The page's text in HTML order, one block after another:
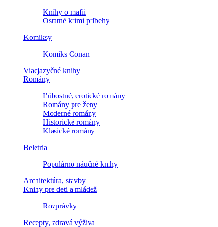
Knihy o mafii
Ostatné krimi príbehy
Komiksy
Komiks Conan
Viacjazyčné knihy
Romány
Ľúbostné, erotické romány
Romány pre ženy
Moderné romány
Historické romány
Klasické romány
Beletria
Populárno náučné knihy
Architektúra, stavby
Knihy pre deti a mládež
Rozprávky
Recepty, zdravá výživa